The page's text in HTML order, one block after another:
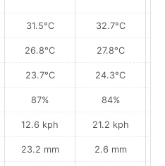
31.5°C
26.8°C
23.7°C
87%
12.6 kph
23.2 mm
32.7°C
27.8°C
24.3°C
84%
21.2 kph
2.6 mm